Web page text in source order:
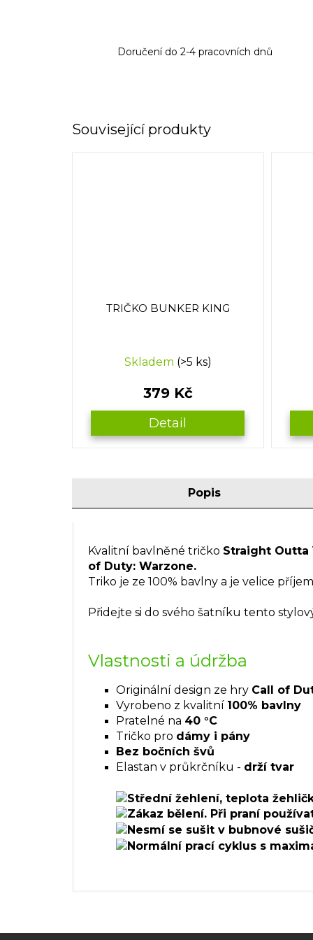
Doručení do 2-4 pracovních dnů
Související produkty
TRIČKO BUNKER KING
Skladem (>5 ks)
379 Kč
Detail
Popis
Kvalitní bavlněné tričko Straight Outta
of Duty: Warzone.
Triko je ze 100% bavlny a je velice
Přidejte si do svého šatníku tento
Vlastnosti a údržba
Originální design ze hry Call of
Vyrobeno z kvalitní 100% bavlny
Pratelné na 40 °C
Tričko pro dámy i pány
Bez bočních švů
Elastan v průkrčníku - drží tvar